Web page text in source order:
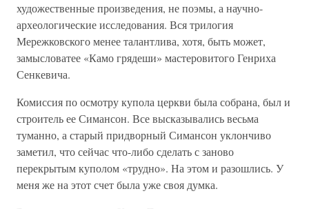
художественные произведения, не поэмы, а научно-
археологические исследования. Вся трилогия
Мережковского менее талантлива, хотя, быть может,
замысловатее «Камо грядеши» мастеровитого Генриха
Сенкевича.
Комиссия по осмотру купола церкви была собрана, был и
строитель ее Симансон. Все высказывались весьма
туманно, а старый придворный Симансон уклончиво
заметил, что сейчас что-либо сделать с заново
перекрытым куполом «трудно». На этом и разошлись. У
меня же на этот счет была уже своя думка.